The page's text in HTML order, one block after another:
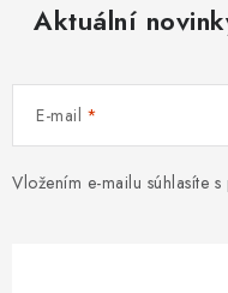
Aktuální
E-mail
Vložením e-mailu súhlasíte s